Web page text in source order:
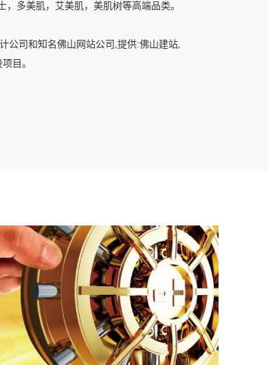
多美肌，艾美肌，美肌树等高端品类。
公司和知名佛山网站公司,提供:佛山建站,
目。